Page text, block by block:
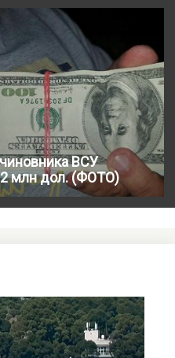
ВСУ
2 млн дол. (ФОТО)